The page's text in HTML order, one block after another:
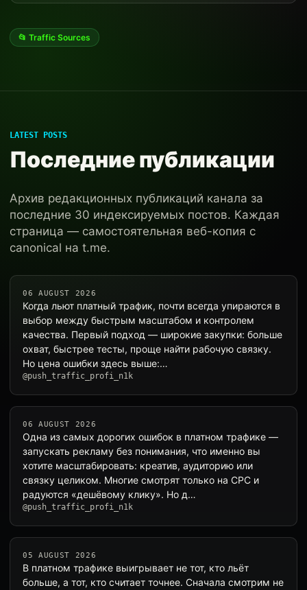
📂 Traffic Sources
LATEST POSTS
Последние публикации
Архив редакционных публикаций канала за
последние 30 индексируемых постов. Каждая
страница — самостоятельная веб-копия с
canonical на t.me.
06 AUGUST 2026
Когда льют платный трафик, почти всегда упираются в
выбор между быстрым масштабом и контролем
качества. Первый подход — широкие закупки: больше
охват, быстрее тесты, проще найти рабочую связку.
Но цена ошибки здесь выше:…
@push_traffic_profi_n1k
06 AUGUST 2026
Одна из самых дорогих ошибок в платном трафике —
запускать рекламу без понимания, что именно вы
хотите масштабировать: креатив, аудиторию или
связку целиком. Многие смотрят только на CPC и
радуются «дешёвому клику». Но д…
@push_traffic_profi_n1k
05 AUGUST 2026
В платном трафике выигрывает не тот, кто льёт
больше, а тот, кто считает точнее. Сначала смотрим не